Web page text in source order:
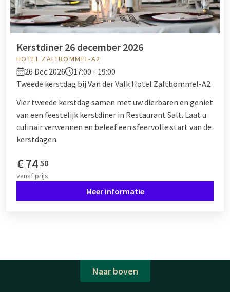
Kerstdiner 26 december 2026
HOTEL ZALTBOMMEL-A2
26 Dec 2026
17:00 - 19:00
Tweede kerstdag bij Van der Valk Hotel Zaltbommel-A2
Vier tweede kerstdag samen met uw dierbaren en geniet
van een feestelijk kerstdiner in Restaurant Salt. Laat u
culinair verwennen en beleef een sfeervolle start van de
kerstdagen.
€74 50
vanafprijs
Meer informatie
Naar boven